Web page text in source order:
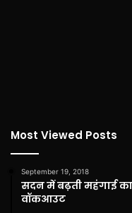
Most Viewed Posts
September 19, 2018
सदन में बढ़ती महंगाई का
वॉकआउट